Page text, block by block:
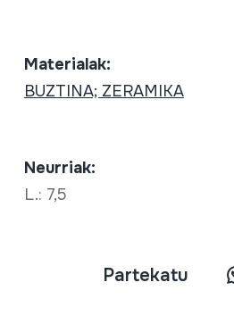
Materialak:
BUZTINA; ZERAMIKA
Neurriak:
L.: 7,5
Partekatu